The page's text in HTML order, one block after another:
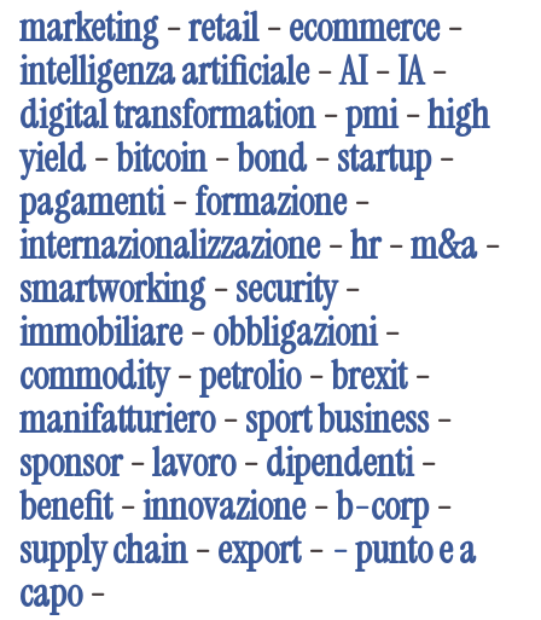
marketing-retail-ecommerce-
intelligenza artificiale-AI-IA-
digital transformation-pmi-high
yield-bitcoin-bond-startup-
pagamenti-formazione-
internazionalizzazione-hr-m&a-
smartworking-security-
immobiliare-obbligazioni-
commodity-petrolio-brexit-
manifatturiero-sport business-
sponsor-lavoro-dipendenti-
benefit-innovazione-b-corp-
supply chain-export- - punto e a
capo-